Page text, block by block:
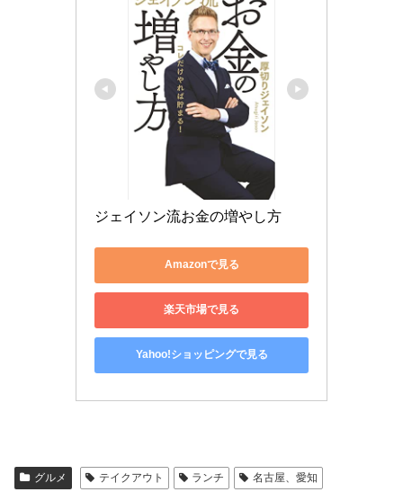
ジェイソン流お金の増やし方
Amazonで見る
楽天市場で見る
Yahoo!ショッピングで見る
グルメ テイクアウト ランチ 名古屋、愛知